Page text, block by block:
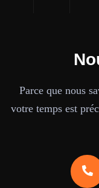
Parce que nous
votre temps est